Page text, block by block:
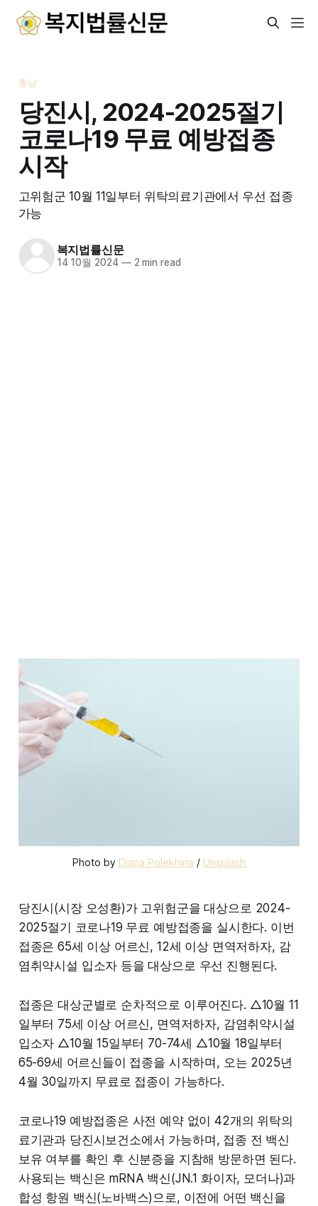
충남
당진시, 2024-2025절기
코로나19 무료 예방접종
시작
고위험군 10월 11일부터 위탁의료기관에서 우선 접종
가능
복지법률신문
14 10월 2024 —2 min read
Photo by Diana Polekhina / Unsplash
당진시(시장 오성환)가 고위험군을 대상으로 2024-
2025절기 코로나19 무료 예방접종을 실시한다. 이번
접종은 65세 이상 어르신, 12세 이상 면역저하자, 감
염취약시설 입소자 등을 대상으로 우선 진행된다.
접종은 대상군별로 순차적으로 이루어진다. △10월 11
일부터 75세 이상 어르신, 면역저하자, 감염취약시설
입소자 △10월 15일부터 70-74세 △10월 18일부터
65-69세 어르신들이 접종을 시작하며, 오는 2025년
4월 30일까지 무료로 접종이 가능하다.
코로나19 예방접종은 사전 예약 없이 42개의 위탁의
료기관과 당진시보건소에서 가능하며, 접종 전 백신
보유 여부를 확인 후 신분증을 지참해 방문하면 된다.
사용되는 백신은 mRNA 백신(JN.1 화이자, 모더나)과
합성 항원 백신(노바백스)으로, 이전에 어떤 백신을